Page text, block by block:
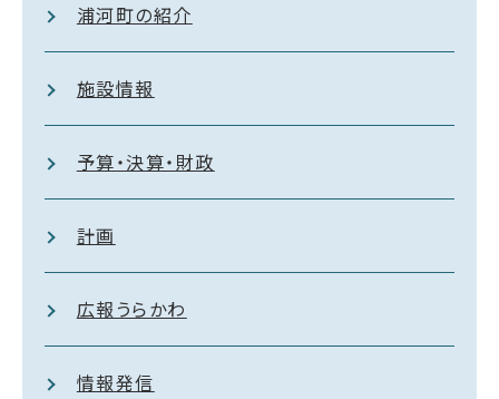
浦河町の紹介
施設情報
予算・決算・財政
計画
広報うらかわ
情報発信